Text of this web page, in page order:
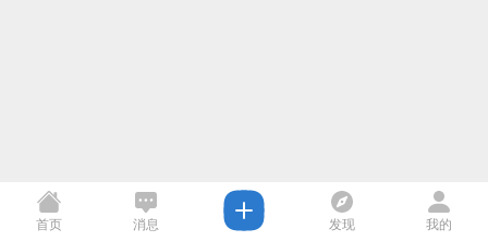
首页 消息 发现 我的